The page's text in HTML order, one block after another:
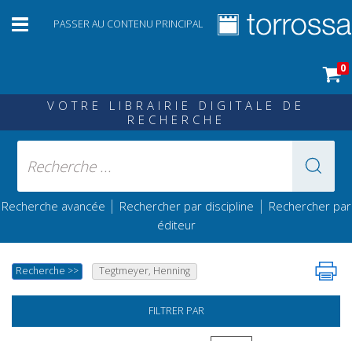
PASSER AU CONTENU PRINCIPAL
0
VOTRE LIBRAIRIE DIGITALE DE
RECHERCHE
Recherche avancée | Rechercher par discipline | Rechercher par
éditeur
Recherche >> Tegtmeyer, Henning
FILTRER PAR